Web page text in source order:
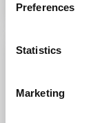
Preferences
Statistics
Marketing